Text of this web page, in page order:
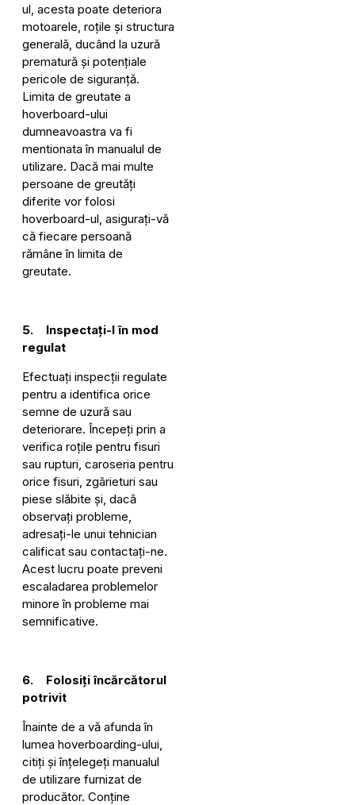
ul, acesta poate deteriora
motoarele, roțile și structura
generală, ducând la uzură
prematură și potențiale
pericole de siguranță.
Limita de greutate a
hoverboard-ului
dumneavoastra va fi
mentionata în manualul de
utilizare. Dacă mai multe
persoane de greutăți
diferite vor folosi
hoverboard-ul, asigurați-vă
că fiecare persoană
rămâne în limita de
greutate.
5. Inspectați-l în mod
regulat
Efectuați inspecții regulate
pentru a identifica orice
semne de uzură sau
deteriorare. Începeți prin a
verifica roțile pentru fisuri
sau rupturi, caroseria pentru
orice fisuri, zgârieturi sau
piese slăbite și, dacă
observați probleme,
adresați-le unui tehnician
calificat sau contactați-ne.
Acest lucru poate preveni
escaladarea problemelor
minore în probleme mai
semnificative.
6. Folosiți încărcătorul
potrivit
Înainte de a vă afunda în
lumea hoverboarding-ului,
citiți și înțelegeți manualul
de utilizare furnizat de
producător. Conține